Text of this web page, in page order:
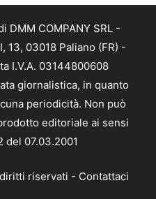
DMM COMPANY SRL -
13, 03018 Paliano (FR) -
I.V.A. 03144800608
giornalistica, in quanto
periodicità. Non può
editoriale ai sensi
del 07.03.2001
riservati - Contattaci